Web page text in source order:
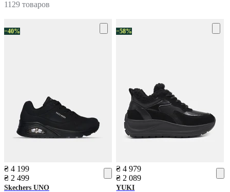
1129 товаров
−40%
₴ 4 199
₴ 2 499
Skechers UNO
−58%
₴ 4 979
₴ 2 089
YUKI